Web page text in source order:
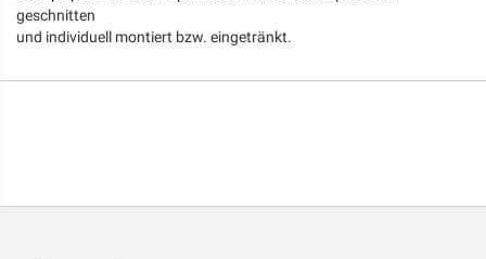
geschnitten
und individuell montiert bzw. eingetränkt.